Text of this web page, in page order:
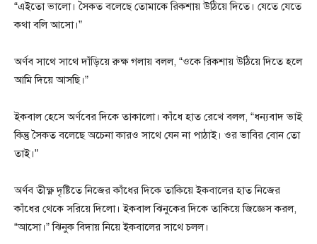
“এইতো ভালো। সৈকত বলেছে তোমাকে রিকশায় উঠিয়ে দিতে। যেতে যেতে
কথা বলি আসো।”
অর্ণব সাথে সাথে দাঁড়িয়ে রুক্ষ গলায় বলল, “ওকে রিকশায় উঠিয়ে দিতে হলে
আমি দিয়ে আসছি।”
ইকবাল হেসে অর্ণবের দিকে তাকালো। কাঁধে হাত রেখে বলল, “ধন্যবাদ ভাই
কিন্তু সৈকত বলেছে অচেনা কারও সাথে যেন না পাঠাই। ওর ভাবির বোন তো
তাই।”
অর্ণব তীক্ষ্ণ দৃষ্টিতে নিজের কাঁধের দিকে তাকিয়ে ইকবালের হাত নিজের
কাঁধের থেকে সরিয়ে দিলো। ইকবাল ঝিনুকের দিকে তাকিয়ে জিজ্ঞেস করল,
“আসো।” ঝিনুক বিদায় নিয়ে ইকবালের সাথে চলল।